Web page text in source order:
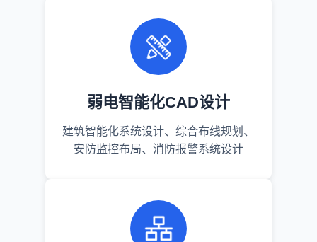
弱电智能化CAD设计
建筑智能化系统设计、综合布线规划、
安防监控布局、消防报警系统设计